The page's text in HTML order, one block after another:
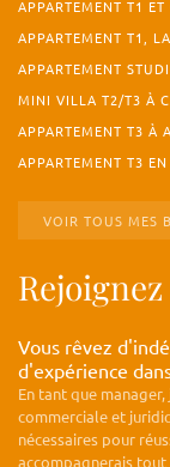
APPARTEMENT T1
APPARTEMENT T1,
APPARTEMENT
MINI VILLA T2/T3 À
APPARTEMENT T3 À
APPARTEMENT T3
VOIR TOUS MES
Vous rêvez
d'expérience
En tant que
commerciale et
nécessaires pour
accompagnerais